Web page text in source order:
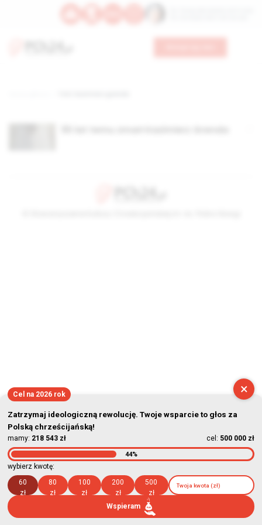
×
Cel na 2026 rok
Zatrzymaj ideologiczną rewolucję. Twoje wsparcie to głos za
Polską chrześcijańską!
mamy: 218 543 zł cel: 500 000 zł
44%
wybierz kwotę:
60
zł
80
zł
100
zł
200
zł
500
zł
Wspieram